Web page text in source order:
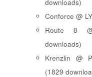
downloads)
Conforce @
Route 8
downloads)
Krenzlin @
(1829